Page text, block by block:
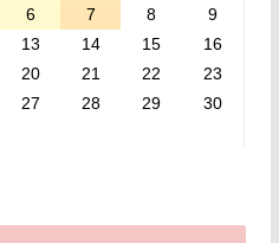
6 7 8
9
13 14 15
16
20 21 22
23
27 28 29
30